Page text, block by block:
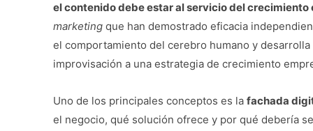
el contenido debe estar al servicio del crecimiento
marketing que han demostrado eficacia
el comportamiento del cerebro humano y
improvisación a una estrategia de crecimiento
Uno de los principales conceptos es la fachada
el negocio, qué solución ofrece y por qué debería